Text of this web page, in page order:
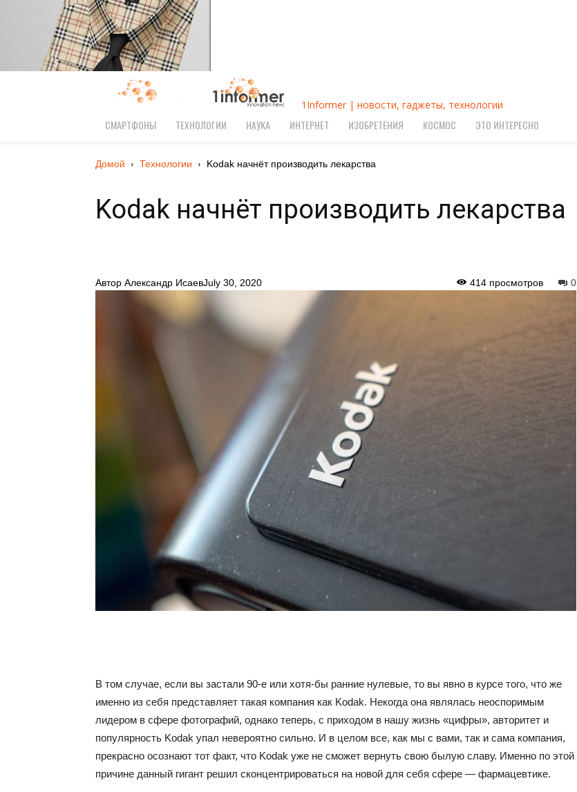
1Informer | новости, гаджеты, технологии
СМАРТФОНЫ ТЕХНОЛОГИИ НАУКА ИНТЕРНЕТ ИЗОБРЕТЕНИЯ КОСМОС ЭТО ИНТЕРЕСНО
Домой Технологии Kodak начнёт производить лекарства
Kodak начнёт производить лекарства
Автор Александр ИсаевJuly 30, 2020 0
414 просмотров
В том случае, если вы застали 90-е или хотя-бы ранние нулевые, то вы явно в курсе того, что же
именно из себя представляет такая компания как Kodak. Некогда она являлась неоспоримым
лидером в сфере фотографий, однако теперь, с приходом в нашу жизнь «цифры», авторитет и
популярность Kodak упал невероятно сильно. И в целом все, как мы с вами, так и сама компания,
прекрасно осознают тот факт, что Kodak уже не сможет вернуть свою былую славу. Именно по этой
причине данный гигант решил сконцентрироваться на новой для себя сфере — фармацевтике.